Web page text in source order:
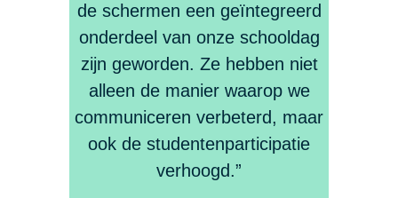
de schermen een geïntegreerd
onderdeel van onze schooldag
zijn geworden. Ze hebben niet
alleen de manier waarop we
communiceren verbeterd, maar
ook de studentenparticipatie
verhoogd.”